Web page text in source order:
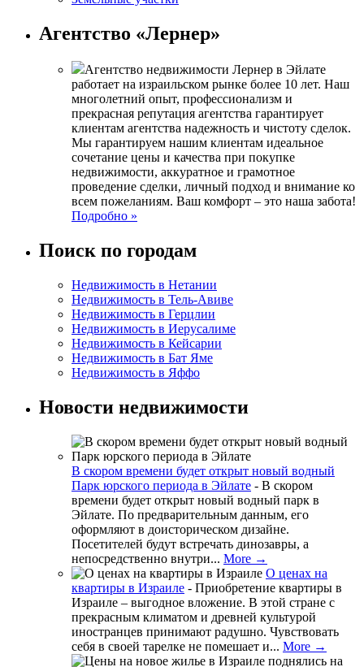
Агентство «Лернер»
Агентство недвижимости Лернер в Эйлате
работает на израильском рынке более 10 лет. Наш
многолетний опыт, профессионализм и
прекрасная репутация агентства гарантирует
клиентам агентства надежность и чистоту сделок.
Мы гарантируем нашим клиентам идеальное
сочетание цены и качества при покупке
недвижимости, аккуратное и грамотное
проведение сделки, личный подход и внимание ко
всем пожеланиям. Ваш комфорт – это наша забота!
Подробно »
Поиск по городам
Недвижимость в Нетании
Недвижимость в Тель-Авиве
Недвижимость в Герцлии
Недвижимость в Иерусалиме
Недвижимость в Кейсарии
Недвижимость в Бат Яме
Недвижимость в Яффо
Новости недвижимости
В скором времени будет открыт новый водный
Парк юрского периода в Эйлате - В скором
времени будет открыт новый водный парк в
Эйлате. По предварительным данным, его
оформляют в доисторическом дизайне.
Посетителей будут встречать динозавры, а
непосредственно внутри... More →
О ценах на
квартиры в Израиле - Приобретение квартиры в
Израиле – выгодное вложение. В этой стране с
прекрасным климатом и древней культурой
иностранцев принимают радушно. Чувствовать
себя в своей тарелке не помешает и... More →